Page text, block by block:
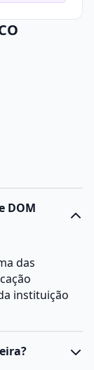
DOM
das
instituição